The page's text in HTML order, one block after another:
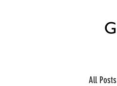
All Posts